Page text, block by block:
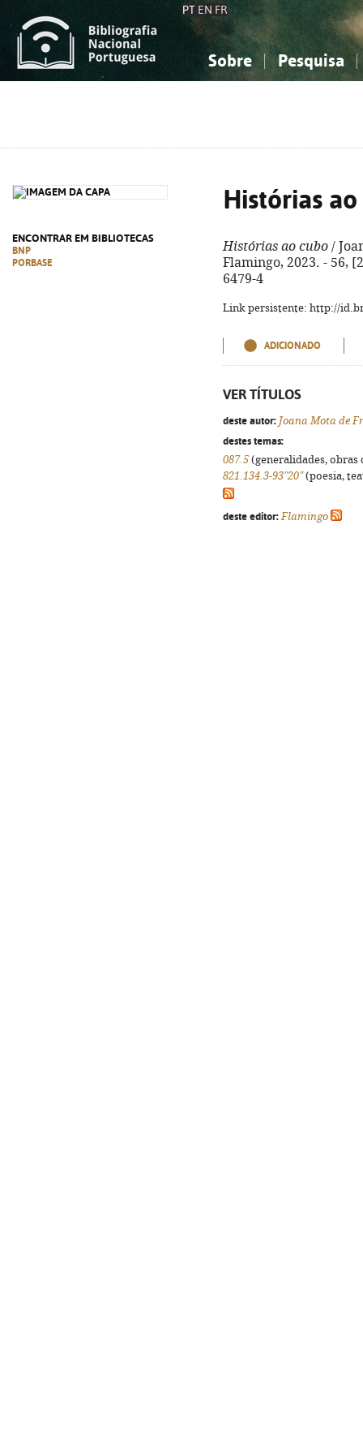
PT EN FR
Sobre Pesquisa
ENCONTRAR EM BIBLIOTECAS
BNP
PORBASE
Histórias
Histórias ao cubo /
Flamingo, 2023. - 56,
6479-4
Link persistente: http://
ADICIONADO
VER TÍTULOS
deste autor: Joana Mota de
destes temas:
087.5 (generalidades,
821.134.3-93"20"(poesia,
deste editor: Flamingo